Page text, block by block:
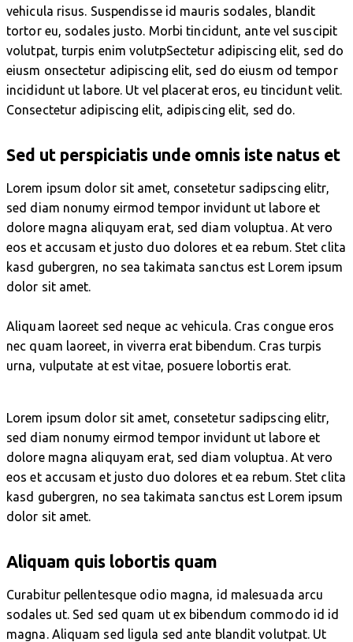
vehicula risus. Suspendisse id mauris sodales, blandit
tortor eu, sodales justo. Morbi tincidunt, ante vel suscipit
volutpat, turpis enim volutpSectetur adipiscing elit, sed do
eiusm onsectetur adipiscing elit, sed do eiusm od tempor
incididunt ut labore. Ut vel placerat eros, eu tincidunt velit.
Consectetur adipiscing elit, adipiscing elit, sed do.
Sed ut perspiciatis unde omnis iste natus et
Lorem ipsum dolor sit amet, consetetur sadipscing elitr,
sed diam nonumy eirmod tempor invidunt ut labore et
dolore magna aliquyam erat, sed diam voluptua. At vero
eos et accusam et justo duo dolores et ea rebum. Stet clita
kasd gubergren, no sea takimata sanctus est Lorem ipsum
dolor sit amet.
Aliquam laoreet sed neque ac vehicula. Cras congue eros
nec quam laoreet, in viverra erat bibendum. Cras turpis
urna, vulputate at est vitae, posuere lobortis erat.
Lorem ipsum dolor sit amet, consetetur sadipscing elitr,
sed diam nonumy eirmod tempor invidunt ut labore et
dolore magna aliquyam erat, sed diam voluptua. At vero
eos et accusam et justo duo dolores et ea rebum. Stet clita
kasd gubergren, no sea takimata sanctus est Lorem ipsum
dolor sit amet.
Aliquam quis lobortis quam
Curabitur pellentesque odio magna, id malesuada arcu
sodales ut. Sed sed quam ut ex bibendum commodo id id
magna. Aliquam sed ligula sed ante blandit volutpat. Ut